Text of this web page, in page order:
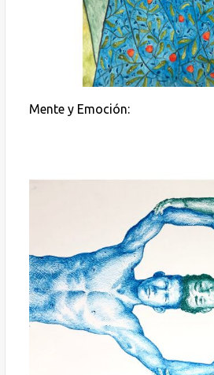
Mente y Emoción: